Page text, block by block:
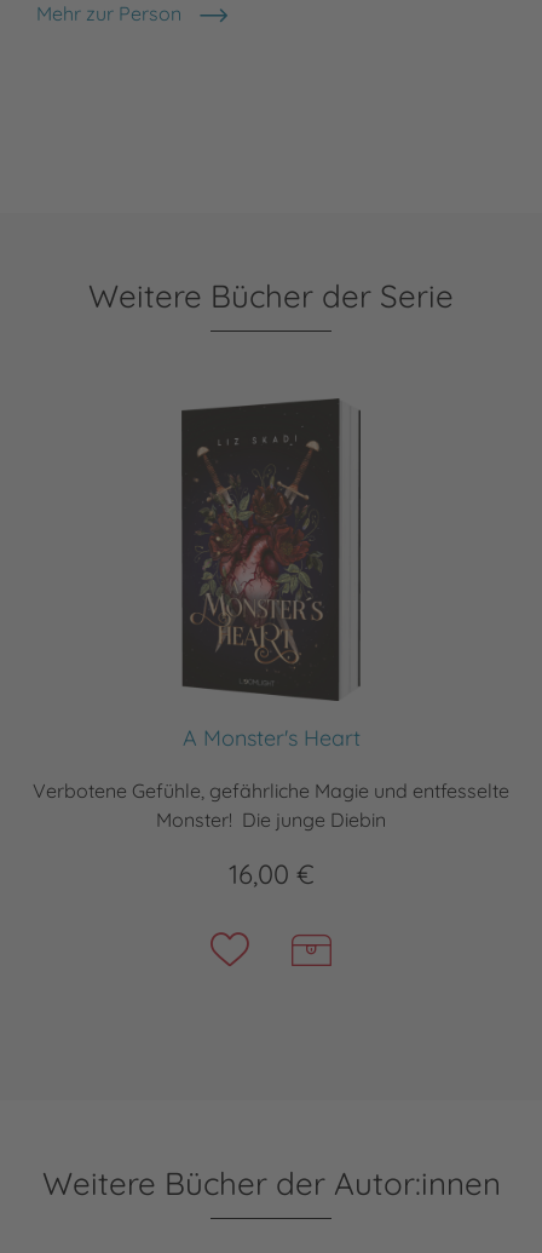
Mehr zur Person
Liz Skadi
Weitere Bücher der Serie
A Monster's Heart
Verbotene Gefühle, gefährliche Magie und entfesselte
Monster! Die junge Diebin
16,00 €
Weitere Bücher der Autor:innen